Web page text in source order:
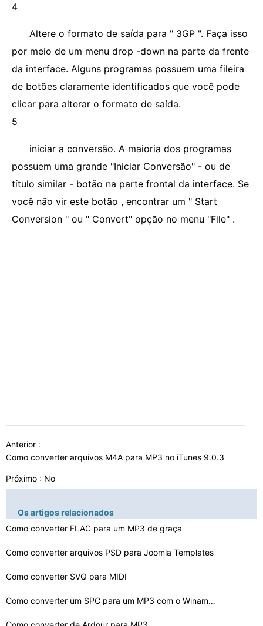
4
Altere o formato de saída para " 3GP ". Faça isso
por meio de um menu drop -down na parte da frente
da interface. Alguns programas possuem uma fileira
de botões claramente identificados que você pode
clicar para alterar o formato de saída.
5
iniciar a conversão. A maioria dos programas
possuem uma grande "Iniciar Conversão" - ou de
título similar - botão na parte frontal da interface. Se
você não vir este botão , encontrar um " Start
Conversion " ou " Convert" opção no menu "File" .
Anterior :
Como converter arquivos M4A para MP3 no iTunes 9.0.3
Próximo : No
Os artigos relacionados
Como converter FLAC para um MP3 de graça
Como converter arquivos PSD para Joomla Templates
Como converter SVQ para MIDI
Como converter um SPC para um MP3 com o Winamp 5.54